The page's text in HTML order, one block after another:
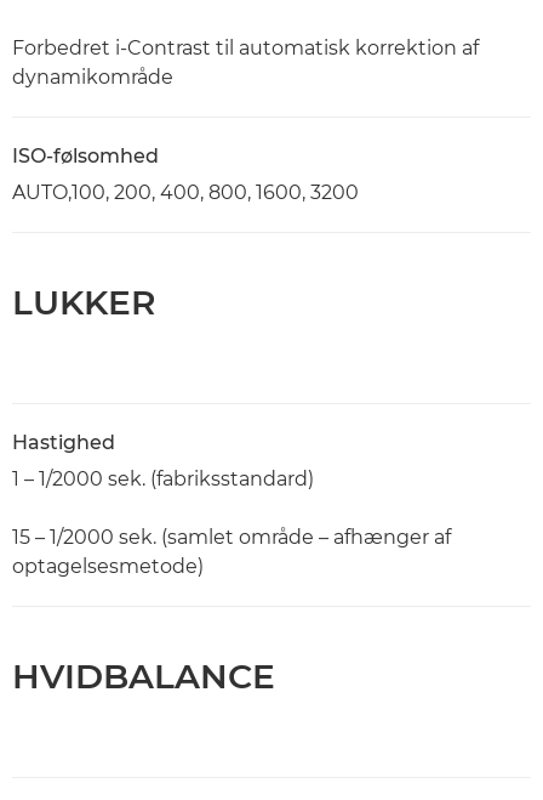
Forbedret i-Contrast til automatisk korrektion af
dynamikområde
ISO-følsomhed
AUTO,100, 200, 400, 800, 1600, 3200
LUKKER
Hastighed
1 – 1/2000 sek. (fabriksstandard)
15 – 1/2000 sek. (samlet område – afhænger af
optagelsesmetode)
HVIDBALANCE